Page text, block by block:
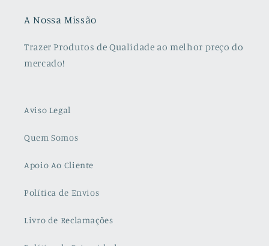
A Nossa Missão
Trazer Produtos de Qualidade ao melhor preço do
mercado!
Aviso Legal
Quem Somos
Apoio Ao Cliente
Política de Envios
Livro de Reclamações